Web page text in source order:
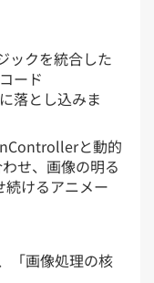
ックを統合した
ード
落とし込みま
と動的
せ、画像の明る
続けるアニメー
「画像処理の核